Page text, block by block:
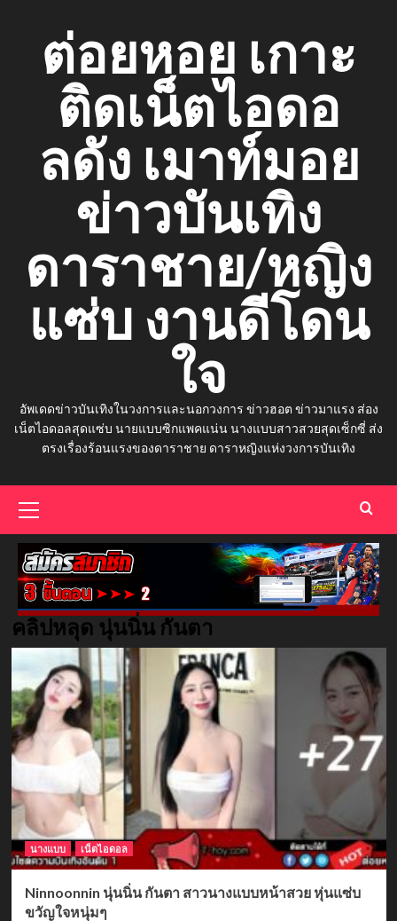
contentต่อยหอย เกาะ
ติดเน็ตไอดอ
ลดัง เมาท์มอย
ข่าวบันเทิง
ดาราชาย/หญิง
แซ่บ งานดีโดน
ใจ
อัพเดดข่าวบันเทิงในวงการและนอกวงการ ข่าวฮอต ข่าวมาแรง ส่อง
เน็ตไอดอลสุดแซ่บ นายแบบซิกแพคแน่น นางแบบสาวสวยสุดเซ็กซี่ ส่ง
ตรงเรื่องร้อนแรงของดาราชาย ดาราหญิงแห่งวงการบันเทิง
Menu
คลิปหลุด นุ่นนิ่น กันตา
นางแบบ เน็ตไอดอล
Ninnoonnin นุ่นนิ่น กันตา สาวนางแบบหน้าสวย หุ่นแซ่บ
ขวัญใจหนุ่มๆ